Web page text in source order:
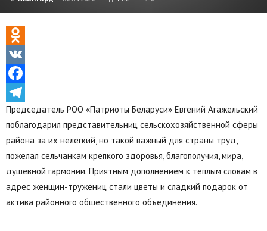
Odnoklassniki
VK
Facebook
Telegram
Председатель РОО «Патриоты Беларуси» Евгений Агажельский
поблагодарил представительниц сельскохозяйственной сферы
района за их нелегкий, но такой важный для страны труд,
пожелал сельчанкам крепкого здоровья, благополучия, мира,
душевной гармонии. Приятным дополнением к теплым словам в
адрес женщин-тружениц стали цветы и сладкий подарок от
актива районного общественного объединения.